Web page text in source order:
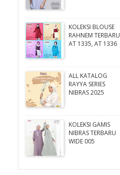
KOLEKSI BLOUSE
RAHNEM TERBARU
AT 1335, AT 1336
ALL KATALOG
RAYYA SERIES
NIBRAS 2025
KOLEKSI GAMIS
NIBRAS TERBARU
WIDE 005